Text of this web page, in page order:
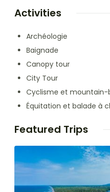
Activities
Archéologie
Baignade
Canopy tour
City Tour
Cyclisme et mountain-
Équitation et balade à
Featured Trips